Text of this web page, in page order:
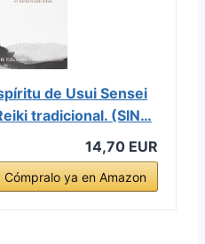
de Usui Sensei
tradicional. (SIN…
14,70 EUR
Cómpralo ya en Amazon